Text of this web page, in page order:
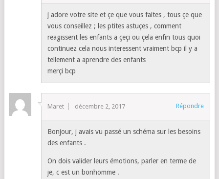
j adore votre site et çe que vous faites , tous çe que
vous conseillez ; les ptites astuçes , comment
reagissent les enfants a çeçi ou çela enfin tous quoi
continuez cela nous interessent vraiment bcp il y a
tellement a aprendre des enfants
merçi bcp
Maret décembre 2, 2017 Répondre
Bonjour, j avais vu passé un schéma sur les besoins
des enfants .
On dois valider leurs émotions, parler en terme de
je, c est un bonhomme .